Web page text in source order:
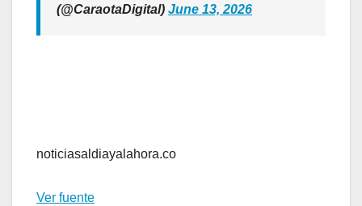
(@CaraotaDigital) June 13, 2026
noticiasaldiayalahora.co
Ver fuente